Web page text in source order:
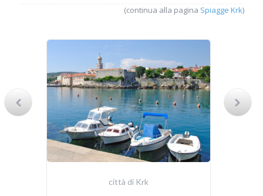
(continua alla pagina Spiagge Krk)
città di Krk